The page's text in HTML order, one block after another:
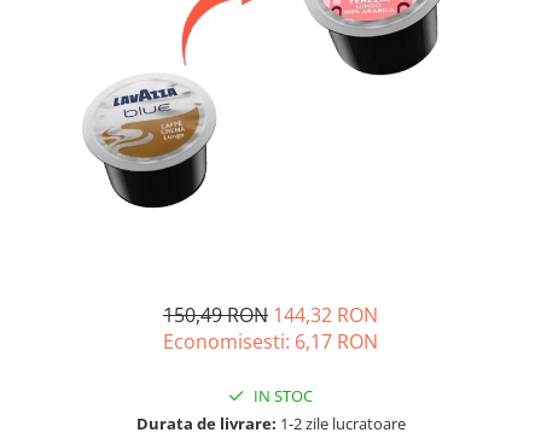
150,49 RON 144,32 RON
Economisesti: 6,17 RON
IN STOC
Durata de livrare: 1-2 zile lucratoare